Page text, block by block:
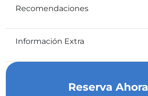
Recomendaciones
Información Extra
Reserva Ahora